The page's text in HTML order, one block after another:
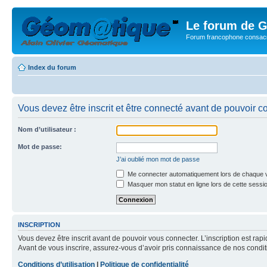
Le forum de
Forum francophone
Index du forum
Vous devez être inscrit et être connecté avant de pouvoir
Nom d’utilisateur :
Mot de passe:
J’ai oublié mon mot de passe
Me connecter automatiquement lors de chaque
Masquer mon statut en ligne lors de cette
INSCRIPTION
Vous devez être inscrit avant de pouvoir vous connecter. L’inscription est
Avant de vous inscrire, assurez-vous d’avoir pris connaissance de nos
Conditions d’utilisation
Politique de confidentialité